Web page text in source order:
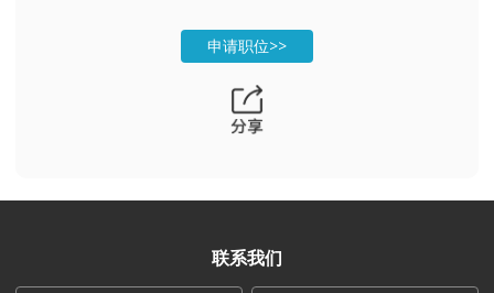
申请职位>>
联系我们